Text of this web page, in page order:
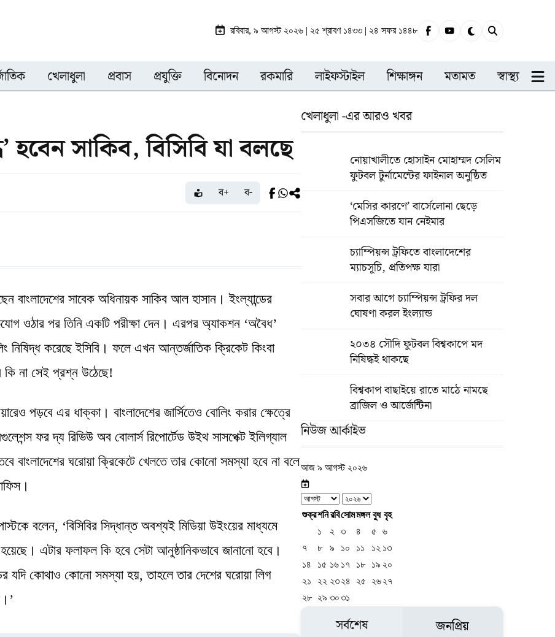
রবিবার, ৯ আগস্ট ২০২৬ | ২৫ শ্রাবণ ১৪৩৩ | ২৪ সফর ১৪৪৮
খেলাধুলা প্রবাস প্রযুক্তি বিনোদন রকমারি লাইফস্টাইল শিক্ষাঙ্গন মতামত স্বাস্থ্য
হবেন সাকিব, বিসিবি যা বলছে
ব+ ব-
বাংলাদেশের সাবেক অধিনায়ক সাকিব আল হাসান। ইংল্যান্ডের
ওঠার পর তিনি একটি পরীক্ষা দেন। এরপর অ্যাকশন ‘অবৈধ’
নিষিদ্ধ করেছে ইসিবি। ফলে এখন আন্তর্জাতিক ক্রিকেট কিংবা
কি না সেই প্রশ্ন ‍উঠেছে!
পড়বে এর ধাক্কা। বাংলাদেশের জার্সিতেও বোলিং করার ক্ষেত্রে
ফর দ্য রিভিউ অব বোলার্স রিপোর্টেড উইথ সাসপেক্ট ইলিগ্যাল
ঘরোয়া ক্রিকেটে খেলতে তার কোনো সমস্যা হবে না বলে
বলেন, ‘বিসিবির সিদ্ধান্ত অবশ্যই মিডিয়া উইংয়ের মাধ্যমে
এটার ফলাফল কি হবে সেটা আনুষ্ঠানিকভাবে জানানো হবে।
যদি কোথাও কোনো সমস্যা হয়, তাহলে তার দেশের ঘরোয়া লিগ
খেলাধুলা -এর আরও খবর
নোয়াখালীতে হোসাইন মোহাম্মদ সেলিম
ফুটবল টুর্নামেন্টের ফাইনাল অনুষ্ঠিত
‘মেসির কারণে’ বার্সেলোনা ছেড়ে
পিএসজিতে যান নেইমার
চ্যাম্পিয়ন্স ট্রফিতে বাংলাদেশের
ম্যাচসূচি, প্রতিপক্ষ যারা
সবার আগে চ্যাম্পিয়ন্স ট্রফির দল
ঘোষণা করল ইংল্যান্ড
২০৩৪ সৌদি ফুটবল বিশ্বকাপে মদ
নিষিদ্ধই থাকছে
বিশ্বকাপ বাছাইয়ে রাতে মাঠে নামছে
ব্রাজিল ও আর্জেন্টিনা
নিউজ আর্কাইভ
আজ ৯ আগস্ট ২০২৬
শুক্রশনিরবিসোমমঙ্গল বুধ বৃহ
১
২ ৩ ৪ ৫
৬
৭
৮ ৯ ১০ ১১ ১২ ১৩
১৪
১৫ ১৬ ১৭ ১৮ ১৯ ২০
২১
২২ ২৩২৪ ২৫ ২৬২৭
২৮ ২৯ ৩০৩১
সর্বশেষ জনপ্রিয়